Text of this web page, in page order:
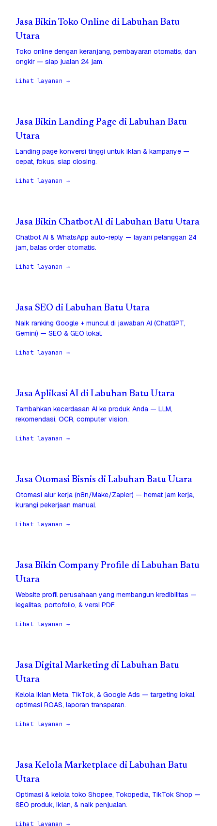
Jasa Bikin Toko Online di Labuhan Batu
Utara
Toko online dengan keranjang, pembayaran otomatis, dan
ongkir — siap jualan 24 jam.
Lihat layanan →
Jasa Bikin Landing Page di Labuhan Batu
Utara
Landing page konversi tinggi untuk iklan & kampanye —
cepat, fokus, siap closing.
Lihat layanan →
Jasa Bikin Chatbot AI di Labuhan Batu Utara
Chatbot AI & WhatsApp auto-reply — layani pelanggan 24
jam, balas order otomatis.
Lihat layanan →
Jasa SEO di Labuhan Batu Utara
Naik ranking Google + muncul di jawaban AI (ChatGPT,
Gemini) — SEO & GEO lokal.
Lihat layanan →
Jasa Aplikasi AI di Labuhan Batu Utara
Tambahkan kecerdasan AI ke produk Anda — LLM,
rekomendasi, OCR, computer vision.
Lihat layanan →
Jasa Otomasi Bisnis di Labuhan Batu Utara
Otomasi alur kerja (n8n/Make/Zapier) — hemat jam kerja,
kurangi pekerjaan manual.
Lihat layanan →
Jasa Bikin Company Profile di Labuhan Batu
Utara
Website profil perusahaan yang membangun kredibilitas —
legalitas, portofolio, & versi PDF.
Lihat layanan →
Jasa Digital Marketing di Labuhan Batu
Utara
Kelola iklan Meta, TikTok, & Google Ads — targeting lokal,
optimasi ROAS, laporan transparan.
Lihat layanan →
Jasa Kelola Marketplace di Labuhan Batu
Utara
Optimasi & kelola toko Shopee, Tokopedia, TikTok Shop —
SEO produk, iklan, & naik penjualan.
Lihat layanan →